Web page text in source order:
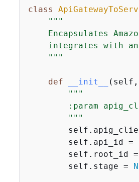
class
"""
Encapsulates
integrates with
    """
def __init__ ( self,
"""
:param
        """
        self.api_id =
        self.root_id =
        self.stage =